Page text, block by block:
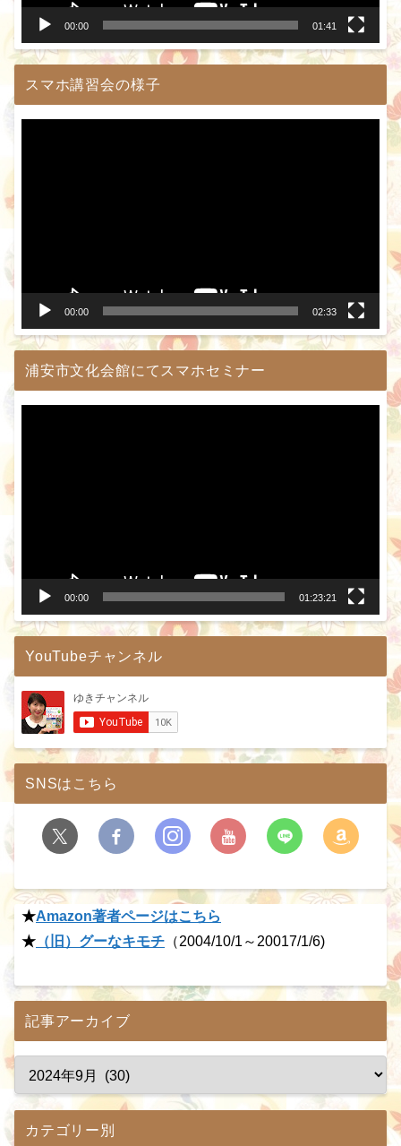
00:00 01:41
スマホ講習会の様子
00:00 02:33
浦安市文化会館にてスマホセミナー
00:00 01:23:21
YouTubeチャンネル
SNSはこちら
★Amazon著者ページはこちら
★ （旧）グーなキモチ （2004/10/1～20017/1/6)
記事アーカイブ
カテゴリー別